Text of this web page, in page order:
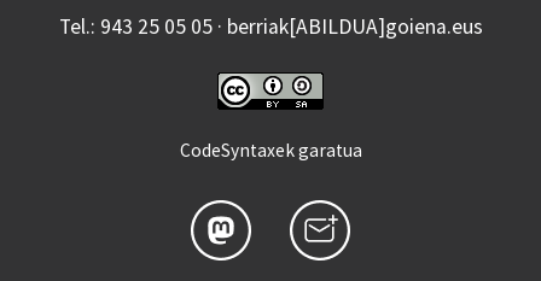
Tel.: 943 25 05 05 · berriak[ABILDUA]goiena.eus
CodeSyntaxek garatua